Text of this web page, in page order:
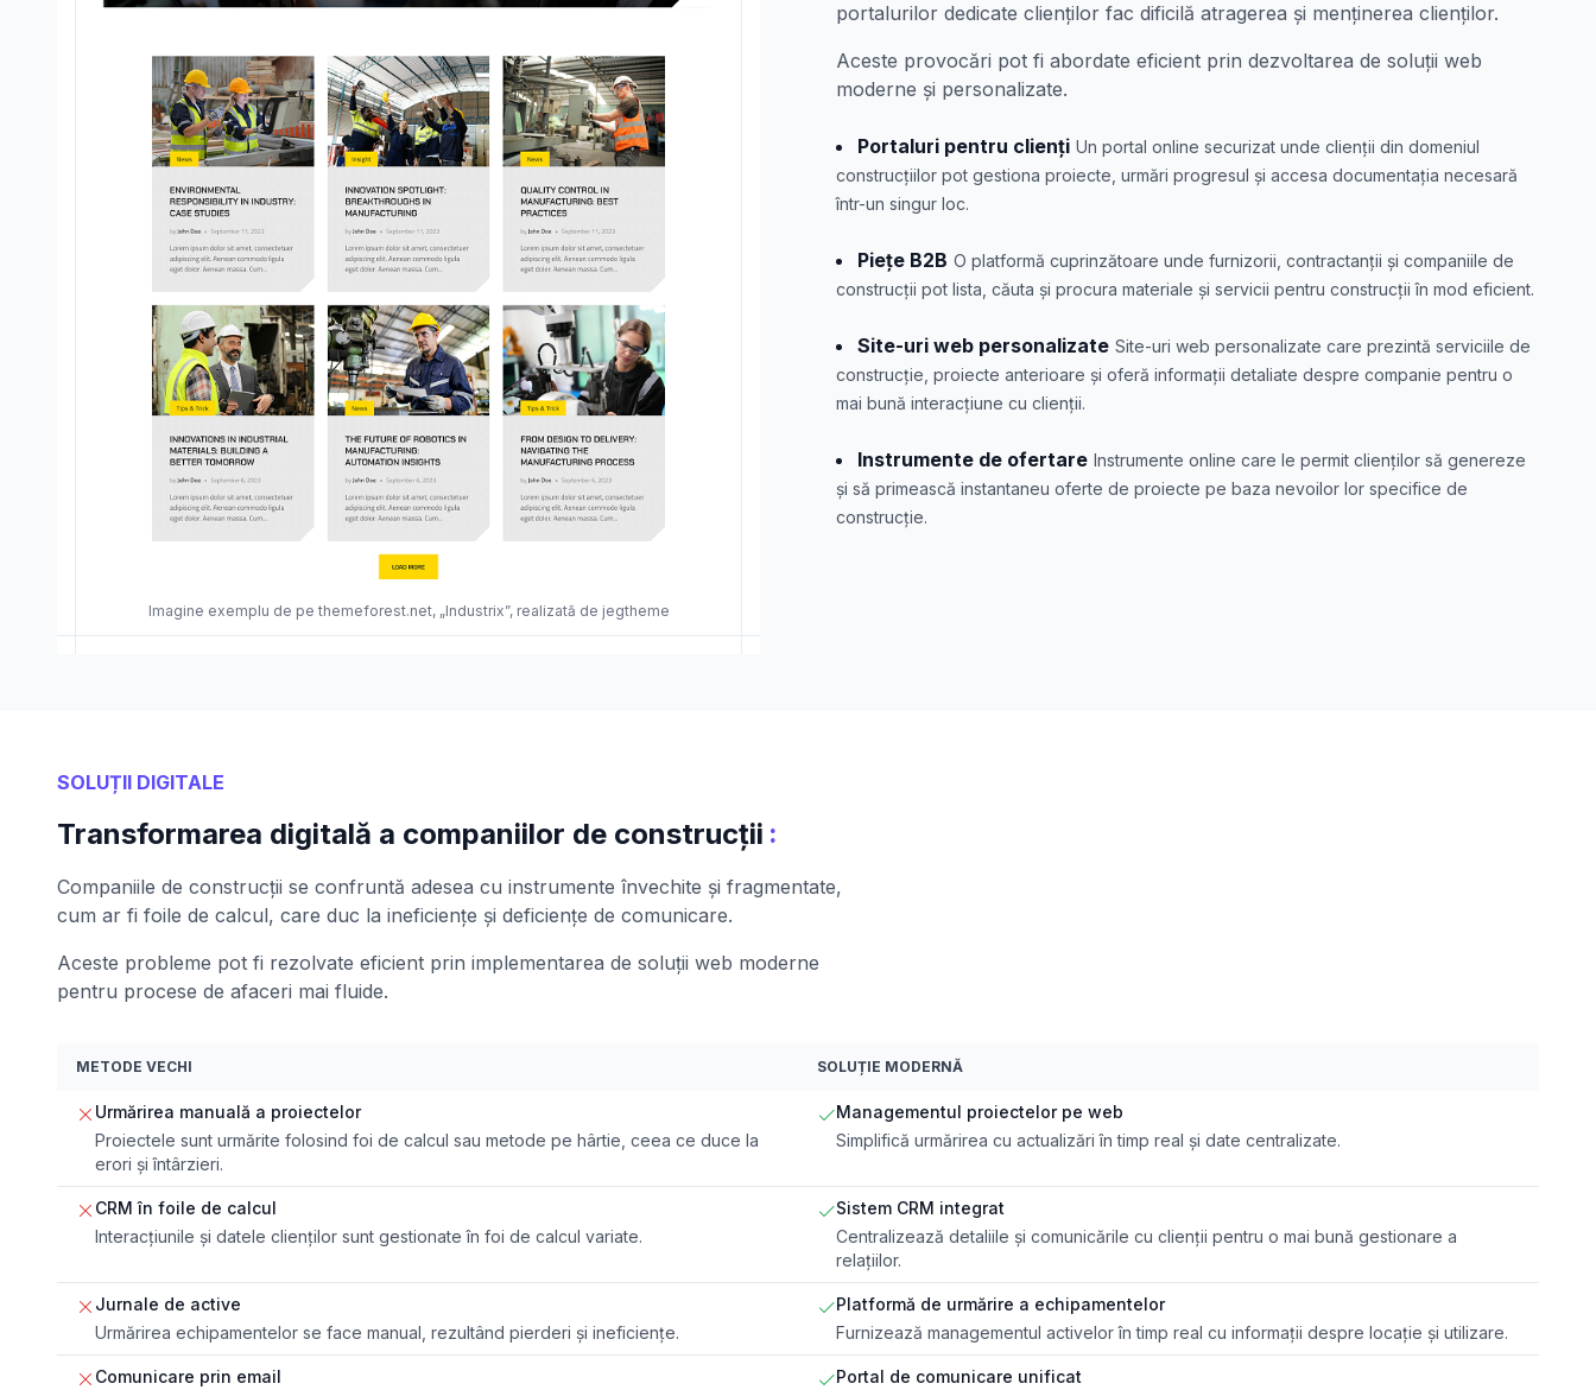
Imagine exemplu de pe themeforest.net, „Industrix”, realizată de jegtheme
portalurilor dedicate clienților fac dificilă atragerea și menținerea clienților.
Aceste provocări pot fi abordate eficient prin dezvoltarea de soluții web
moderne și personalizate.
Portaluri pentru clienți Un portal online securizat unde clienții din domeniul
construcțiilor pot gestiona proiecte, urmări progresul și accesa documentația necesară
într-un singur loc.
Piețe B2B O platformă cuprinzătoare unde furnizorii, contractanții și companiile de
construcții pot lista, căuta și procura materiale și servicii pentru construcții în mod eficient.
Site-uri web personalizate Site-uri web personalizate care prezintă serviciile de
construcție, proiecte anterioare și oferă informații detaliate despre companie pentru o
mai bună interacțiune cu clienții.
Instrumente de ofertare Instrumente online care le permit clienților să genereze
și să primească instantaneu oferte de proiecte pe baza nevoilor lor specifice de
construcție.
SOLUȚII DIGITALE
Transformarea digitală a companiilor de construcții :
Companiile de construcții se confruntă adesea cu instrumente învechite și fragmentate,
cum ar fi foile de calcul, care duc la ineficiențe și deficiențe de comunicare.
Aceste probleme pot fi rezolvate eficient prin implementarea de soluții web moderne
pentru procese de afaceri mai fluide.
METODE VECHI SOLUȚIE MODERNĂ
Urmărirea manuală a proiectelor
Proiectele sunt urmărite folosind foi de calcul sau metode pe hârtie, ceea ce duce la
erori și întârzieri.
Managementul proiectelor pe web
Simplifică urmărirea cu actualizări în timp real și date centralizate.
CRM în foile de calcul
Interacțiunile și datele clienților sunt gestionate în foi de calcul variate.
Sistem CRM integrat
Centralizează detaliile și comunicările cu clienții pentru o mai bună gestionare a
relațiilor.
Jurnale de active
Urmărirea echipamentelor se face manual, rezultând pierderi și ineficiențe.
Platformă de urmărire a echipamentelor
Furnizează managementul activelor în timp real cu informații despre locație și utilizare.
Comunicare prin email Portal de comunicare unificat